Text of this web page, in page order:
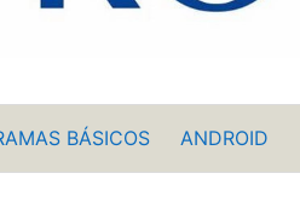
BÁSICOS ANDROID